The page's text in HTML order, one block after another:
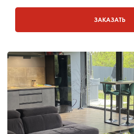
ЗАКАЗАТЬ